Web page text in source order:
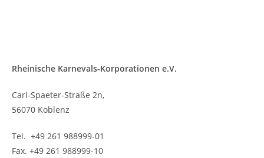
Rheinische Karnevals-Korporationen e.V.
Carl-Spaeter-Straße 2n,
56070 Koblenz
Tel. +49 261 988999-01
Fax. +49 261 988999-10